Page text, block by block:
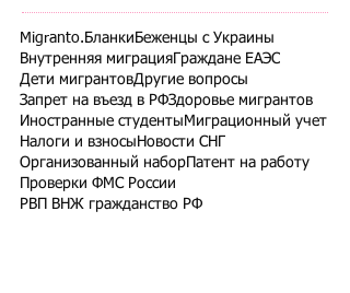
Migranto.Бланки Беженцы с Украины
Внутренняя миграция Граждане ЕАЭС
Дети мигрантовДругие вопросы
Запрет на въезд в РФЗдоровье мигрантов
Иностранные студенты Миграционный учет
Налоги и взносы Новости СНГ
Организованный набор Патент на работу
Проверки ФМС России
РВП ВНЖ гражданство РФ